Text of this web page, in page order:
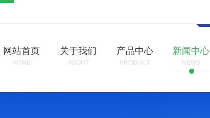
网站首页
HOME
关于我们
ABOUT
产品中心
PRODUCT
新闻中心
NEWS